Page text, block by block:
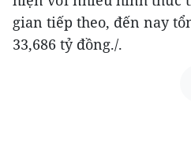
gian tiếp theo, đến nay
33,686 tỷ đồng./.